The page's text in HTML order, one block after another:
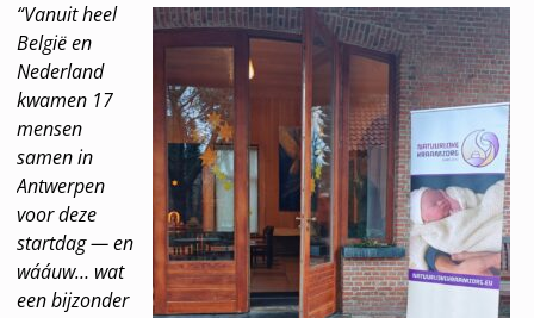
“Vanuit heel
België en
Nederland
kwamen 17
mensen
samen in
Antwerpen
voor deze
startdag — en
wááuw… wat
een bijzonder